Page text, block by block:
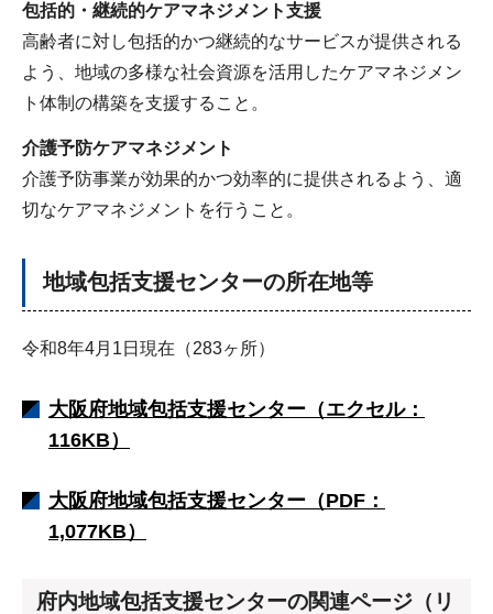
包括的・継続的ケアマネジメント支援
高齢者に対し包括的かつ継続的なサービスが提供される
よう、地域の多様な社会資源を活用したケアマネジメン
ト体制の構築を支援すること。
介護予防ケアマネジメント
介護予防事業が効果的かつ効率的に提供されるよう、適
切なケアマネジメントを行うこと。
地域包括支援センターの所在地等
令和8年4月1日現在（283ヶ所）
大阪府地域包括支援センター（エクセル：
116KB）
大阪府地域包括支援センター（PDF：
1,077KB）
府内地域包括支援センターの関連ページ（リ